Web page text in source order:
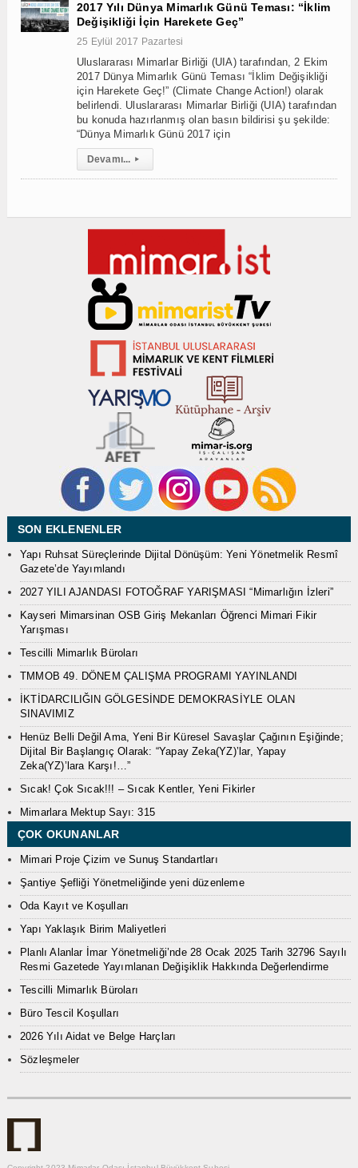
2017 Yılı Dünya Mimarlık Günü Teması: “İklim
Değişikliği İçin Harekete Geç”
25 Eylül 2017 Pazartesi
Uluslararası Mimarlar Birliği (UIA) tarafından, 2 Ekim
2017 Dünya Mimarlık Günü Teması “İklim Değişikliği
için Harekete Geç!” (Climate Change Action!) olarak
belirlendi. Uluslararası Mimarlar Birliği (UIA) tarafından
bu konuda hazırlanmış olan basın bildirisi şu şekilde:
“Dünya Mimarlık Günü 2017 için
Devamı... ▸
SON EKLENENLER
Yapı Ruhsat Süreçlerinde Dijital Dönüşüm: Yeni Yönetmelik Resmî
Gazete’de Yayımlandı
2027 YILI AJANDASI FOTOĞRAF YARIŞMASI “Mimarlığın İzleri”
Kayseri Mimarsinan OSB Giriş Mekanları Öğrenci Mimari Fikir
Yarışması
Tescilli Mimarlık Büroları
TMMOB 49. DÖNEM ÇALIŞMA PROGRAMI YAYINLANDI
İKTİDARCILIĞIN GÖLGESİNDE DEMOKRASİYLE OLAN
SINAVIMIZ
Henüz Belli Değil Ama, Yeni Bir Küresel Savaşlar Çağının Eşiğinde;
Dijital Bir Başlangıç Olarak: “Yapay Zeka(YZ)’lar, Yapay
Zeka(YZ)’lara Karşı!…”
Sıcak! Çok Sıcak!!! – Sıcak Kentler, Yeni Fikirler
Mimarlara Mektup Sayı: 315
ÇOK OKUNANLAR
Mimari Proje Çizim ve Sunuş Standartları
Şantiye Şefliği Yönetmeliğinde yeni düzenleme
Oda Kayıt ve Koşulları
Yapı Yaklaşık Birim Maliyetleri
Planlı Alanlar İmar Yönetmeliği’nde 28 Ocak 2025 Tarih 32796 Sayılı
Resmi Gazetede Yayımlanan Değişiklik Hakkında Değerlendirme
Tescilli Mimarlık Büroları
Büro Tescil Koşulları
2026 Yılı Aidat ve Belge Harçları
Sözleşmeler